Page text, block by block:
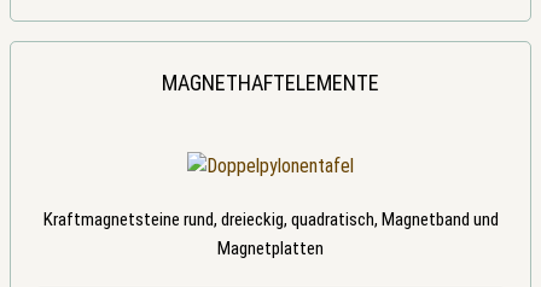
MAGNETHAFTELEMENTE
Kraftmagnetsteine rund, dreieckig, quadratisch, Magnetband und
Magnetplatten